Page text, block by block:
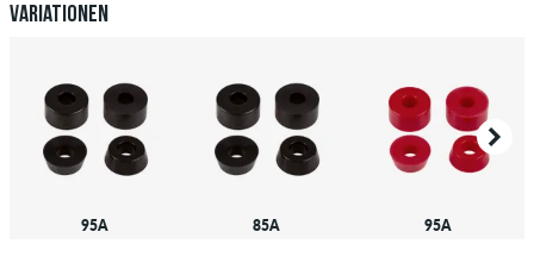
Zahlung .
Variationen
95A 85A 95A